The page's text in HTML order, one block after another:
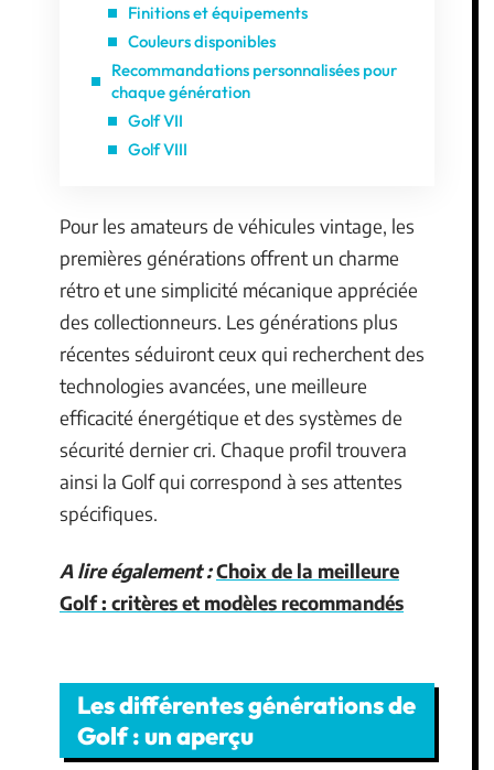
Finitions et équipements
Couleurs disponibles
Recommandations personnalisées pour
chaque génération
Golf VII
Golf VIII
Pour les amateurs de véhicules vintage, les
premières générations offrent un charme
rétro et une simplicité mécanique appréciée
des collectionneurs. Les générations plus
récentes séduiront ceux qui recherchent des
technologies avancées, une meilleure
efficacité énergétique et des systèmes de
sécurité dernier cri. Chaque profil trouvera
ainsi la Golf qui correspond à ses attentes
spécifiques.
A lire également :Choix de la meilleure
Golf : critères et modèles recommandés
Les différentes générations de
Golf : un aperçu